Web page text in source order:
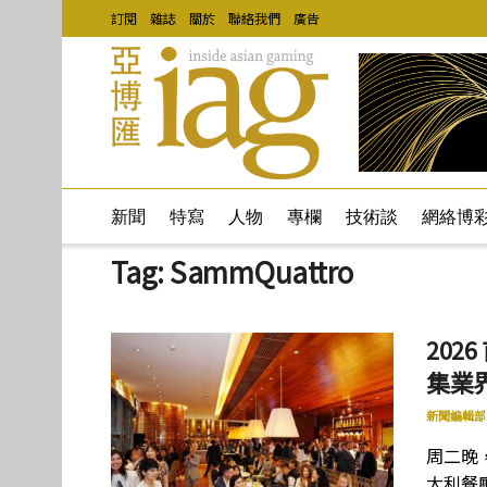
訂閱 雜誌 關於 聯絡我們 廣告
新聞 特寫 人物 專欄 技術談 網絡博
Tag:SammQuattro
2026
集業
新聞編輯部
周二晚